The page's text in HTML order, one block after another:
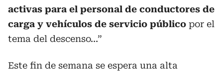
activas para el personal de conductores de
carga y vehículos de servicio público por el
tema del descenso…”
Este fin de semana se espera una alta